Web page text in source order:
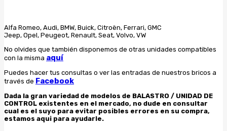
Alfa Romeo, Audi, BMW, Buick, Citroën, Ferrari, GMC
Jeep, Opel, Peugeot, Renault, Seat, Volvo, VW
No olvides que también disponemos de otras unidades compatibles
con la misma aquí
Puedes hacer tus consultas o ver las entradas de nuestros bricos a
través de Facebook
Dada la gran variedad de modelos de BALASTRO / UNIDAD DE
CONTROL existentes en el mercado, no dude en consultar
cual es el suyo para evitar posibles errores en su compra,
estamos aqui para ayudarle.